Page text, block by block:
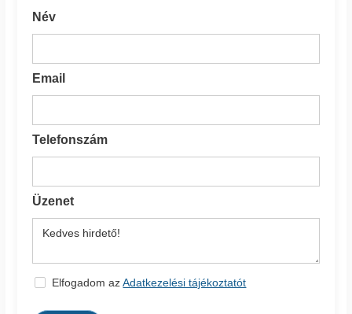
Név
Email
Telefonszám
Üzenet
Elfogadom azAdatkezelési tájékoztatót